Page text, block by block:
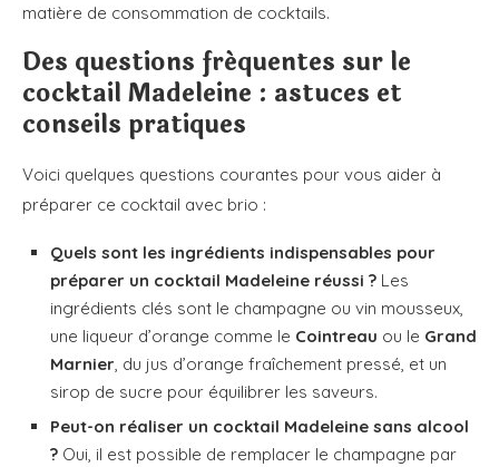
matière de consommation de cocktails.
Des questions fréquentes sur le
cocktail Madeleine : astuces et
conseils pratiques
Voici quelques questions courantes pour vous aider à
préparer ce cocktail avec brio :
Quels sont les ingrédients indispensables pour
préparer un cocktail Madeleine réussi ? Les
ingrédients clés sont le champagne ou vin mousseux,
une liqueur d’orange comme le Cointreau ou le Grand
Marnier, du jus d’orange fraîchement pressé, et un
sirop de sucre pour équilibrer les saveurs.
Peut-on réaliser un cocktail Madeleine sans alcool
? Oui, il est possible de remplacer le champagne par